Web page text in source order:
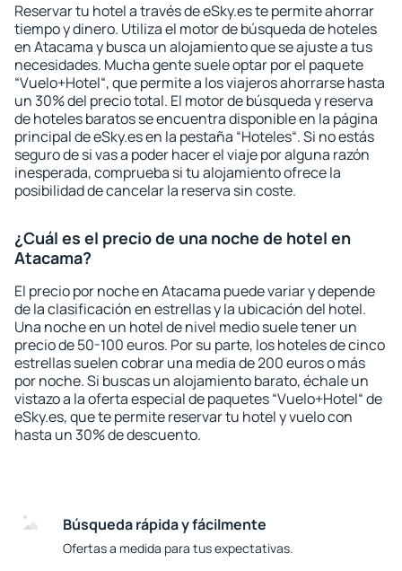
Reservar tu hotel a través de eSky.es te permite ahorrar
tiempo y dinero. Utiliza el motor de búsqueda de hoteles
en Atacama y busca un alojamiento que se ajuste a tus
necesidades. Mucha gente suele optar por el paquete
“Vuelo+Hotel“, que permite a los viajeros ahorrarse hasta
un 30% del precio total. El motor de búsqueda y reserva
de hoteles baratos se encuentra disponible en la página
principal de eSky.es en la pestaña “Hoteles“. Si no estás
seguro de si vas a poder hacer el viaje por alguna razón
inesperada, comprueba si tu alojamiento ofrece la
posibilidad de cancelar la reserva sin coste.
¿Cuál es el precio de una noche de hotel en
Atacama?
El precio por noche en Atacama puede variar y depende
de la clasificación en estrellas y la ubicación del hotel.
Una noche en un hotel de nivel medio suele tener un
precio de 50-100 euros. Por su parte, los hoteles de cinco
estrellas suelen cobrar una media de 200 euros o más
por noche. Si buscas un alojamiento barato, échale un
vistazo a la oferta especial de paquetes “Vuelo+Hotel“ de
eSky.es, que te permite reservar tu hotel y vuelo con
hasta un 30% de descuento.
Búsqueda rápida y fácilmente
Ofertas a medida para tus expectativas.